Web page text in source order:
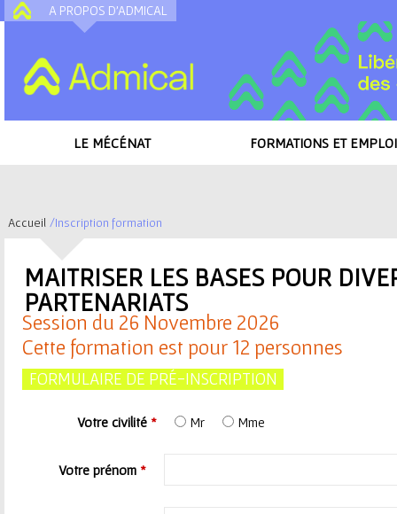
A PROPOS D'ADMICAL
LE MÉCÉNAT FORMATIONS ET
V
Accueil /Inscription formation
MAITRISER LES BASES POUR
PARTENARIATS
Session du 26 Novembre 2026
Cette formation est pour 12 personnes
FORMULAIRE DE PRÉ-INSCRIPTION
Votre civilité * Mr Mme
Votre prénom *